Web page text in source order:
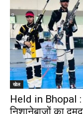
खेल
Held in Bhopal :
निशानेबाजों का